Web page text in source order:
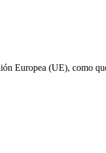
Europea (UE), como